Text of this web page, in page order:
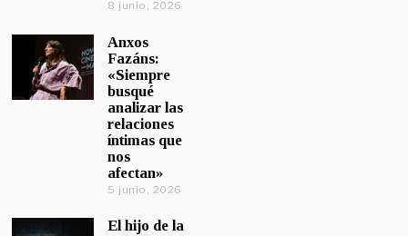
8 junio, 2026
Anxos
Fazáns:
«Siempre
busqué
analizar las
relaciones
íntimas que
nos
afectan»
5 junio, 2026
El hijo de la